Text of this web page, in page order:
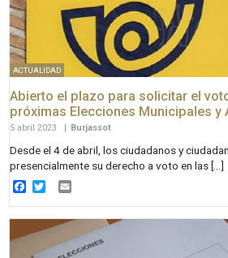
ACTUALIDAD
Abierto el plazo para solicitar el
próximas Elecciones Municipales y
5 abril 2023 | Burjassot
Desde el 4 de abril, los ciudadanos y
presencialmente su derecho a voto en las […]
Facebook
Twitter